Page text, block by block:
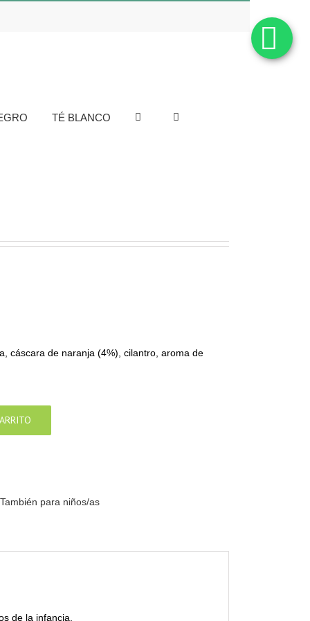
TÉ BLANCO
cáscara de naranja (4%), cilantro, aroma de
También para niños/as
de la infancia.